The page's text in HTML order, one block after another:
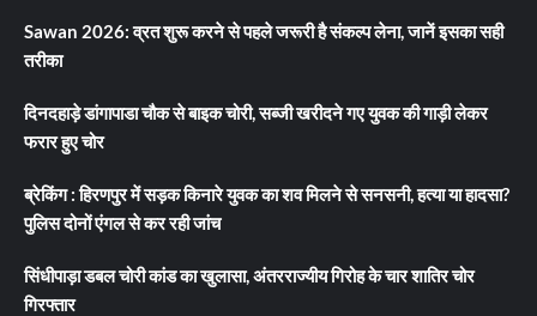
Sawan 2026: व्रत शुरू करने से पहले जरूरी है संकल्प लेना, जानें इसका सही
तरीका
दिनदहाड़े डांगापाडा चौक से बाइक चोरी, सब्जी खरीदने गए युवक की गाड़ी लेकर
फरार हुए चोर
ब्रेकिंग : हिरणपुर में सड़क किनारे युवक का शव मिलने से सनसनी, हत्या या हादसा?
पुलिस दोनों एंगल से कर रही जांच
सिंधीपाड़ा डबल चोरी कांड का खुलासा, अंतरराज्यीय गिरोह के चार शातिर चोर
गिरफ्तार